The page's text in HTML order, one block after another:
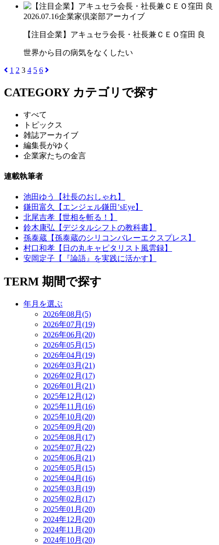
2026.07.16企業家倶楽部アーカイブ
【注目企業】アキュセラ会長・社長兼ＣＥＯ窪田 良
世界から目の病気をなくしたい
1 2 3 4 5 6
CATEGORY カテゴリで探す
すべて
トピックス
雑誌アーカイブ
編集長がゆく
企業家たちの金言
連載執筆者
池田ゆう【社長のおしゃれ】
鎌田富久【エンジェル鎌田’sEye】
北尾吉孝【世相を斬る！】
鈴木康弘【デジタルシフトの教科書】
孫泰蔵【孫泰蔵のシリコンバレーエクスプレス】
村口和孝【日の丸キャピタリスト風雲録】
安岡定子【『論語』を実践に活かす】
TERM 期間で探す
年月を選ぶ
2026年08月(5)
2026年07月(19)
2026年06月(20)
2026年05月(15)
2026年04月(19)
2026年03月(21)
2026年02月(17)
2026年01月(21)
2025年12月(12)
2025年11月(16)
2025年10月(20)
2025年09月(20)
2025年08月(17)
2025年07月(22)
2025年06月(21)
2025年05月(15)
2025年04月(16)
2025年03月(19)
2025年02月(17)
2025年01月(20)
2024年12月(20)
2024年11月(20)
2024年10月(20)